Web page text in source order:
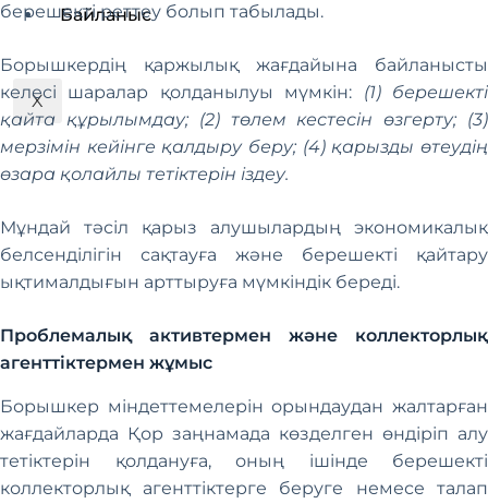
Байланыс
X
берешекті реттеу болып табылады.
Борышкердің қаржылық жағдайына байланысты
келесі шаралар қолданылуы мүмкін: (1) берешекті
қайта құрылымдау; (2) төлем кестесін өзгерту; (3)
мерзімін кейінге қалдыру беру; (4) қарызды өтеудің
өзара қолайлы тетіктерін іздеу.
Мұндай тәсіл қарыз алушылардың экономикалық
белсенділігін сақтауға және берешекті қайтару
ықтималдығын арттыруға мүмкіндік береді.
Проблемалық активтермен және коллекторлық
агенттіктермен жұмыс
Борышкер міндеттемелерін орындаудан жалтарған
жағдайларда Қор заңнамада көзделген өндіріп алу
тетіктерін қолдануға, оның ішінде берешекті
коллекторлық агенттіктерге беруге немесе талап